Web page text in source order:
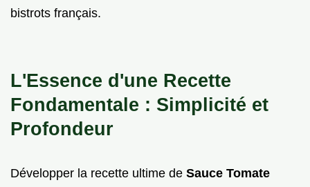
bistrots français.
L'Essence d'une Recette
Fondamentale : Simplicité et
Profondeur
Développer la recette ultime de Sauce Tomate